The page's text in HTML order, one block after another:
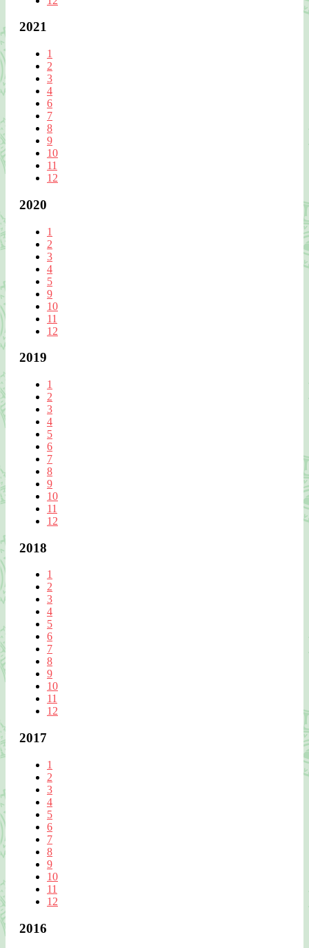
2021
1
2
3
4
6
7
8
9
10
11
12
2020
1
2
3
4
5
9
10
11
12
2019
1
2
3
4
5
6
7
8
9
10
11
12
2018
1
2
3
4
5
6
7
8
9
10
11
12
2017
1
2
3
4
5
6
7
8
9
10
11
12
2016